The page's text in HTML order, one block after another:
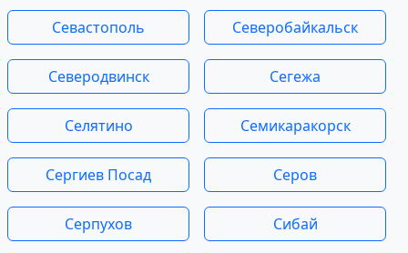
Севастополь Северобайкальск
Северодвинск Сегежа
Селятино Семикаракорск
Сергиев Посад Серов
Серпухов Сибай